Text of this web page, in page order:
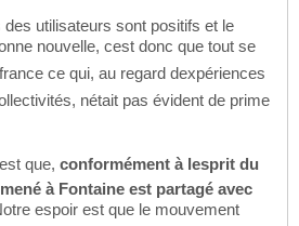
utilisateurs sont positifs et le
nouvelle, cest donc que tout se
ce qui, au regard dexpériences
nétait pas évident de prime
que, conformément à lesprit du
à Fontaine est partagé avec
espoir est que le mouvement